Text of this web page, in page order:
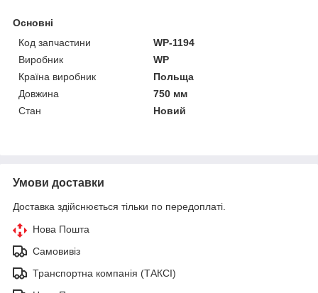
Основні
Код запчастини
WP-1194
Виробник
WP
Країна виробник
Польща
Довжина
750 мм
Стан
Новий
Умови доставки
Доставка здійснюється тільки по передоплаті.
Нова Пошта
Самовивіз
Транспортна компанія (ТАКСІ)